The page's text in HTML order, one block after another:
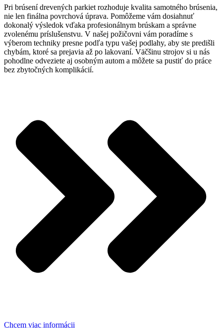
Pri brúsení drevených parkiet rozhoduje kvalita samotného brúsenia,
nie len finálna povrchová úprava. Pomôžeme vám dosiahnuť
dokonalý výsledok vďaka profesionálnym brúskam a správne
zvolenému príslušenstvu. V našej požičovni vám poradíme s
výberom techniky presne podľa typu vašej podlahy, aby ste predišli
chybám, ktoré sa prejavia až po lakovaní. Väčšinu strojov si u nás
pohodlne odveziete aj osobným autom a môžete sa pustiť do práce
bez zbytočných komplikácií.
Chcem viac informácii